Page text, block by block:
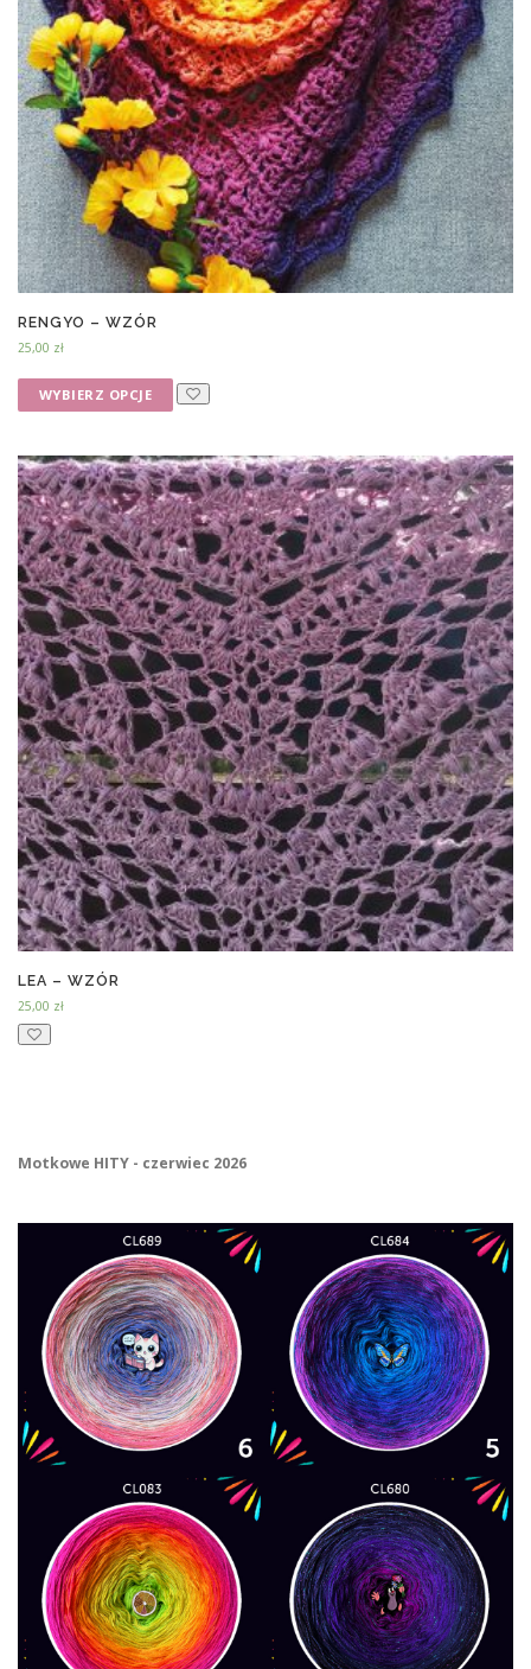
RENGYO – WZÓR
25,00 zł
WYBIERZ OPCJE
LEA – WZÓR
25,00 zł
Motkowe HITY - czerwiec 2026